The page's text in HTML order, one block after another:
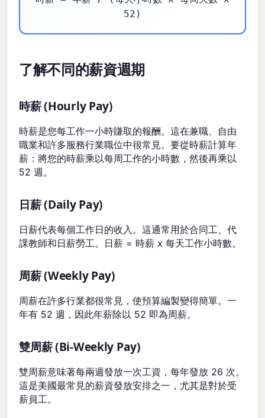
52)
了解不同的薪資週期
時薪 (Hourly Pay)
時薪是您每工作一小時賺取的報酬。這在兼職、自由
職業和許多服務行業職位中很常見。要從時薪計算年
薪：將您的時薪乘以每周工作的小時數，然後再乘以
52 週。
日薪 (Daily Pay)
日薪代表每個工作日的收入。這通常用於合同工、代
課教師和日薪勞工。日薪 = 時薪 x 每天工作小時數。
周薪 (Weekly Pay)
周薪在許多行業都很常見，使預算編製變得簡單。一
年有 52 週，因此年薪除以 52 即為周薪。
雙周薪 (Bi-Weekly Pay)
雙周薪意味著每兩週發放一次工資，每年發放 26 次。
這是美國最常見的薪資發放安排之一，尤其是對於受
薪員工。